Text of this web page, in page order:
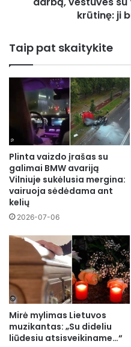
buvo
tragiška
krūtinę: ji
Taip pat skaitykite
Plinta vaizdo įrašas su
galimai BMW avariją
Vilniuje sukėlusia mergina:
vairuoja sėdėdama ant
kelių
2026-07-06
Mirė mylimas Lietuvos
muzikantas: „Su dideliu
liūdesiu atsisveikiname…“